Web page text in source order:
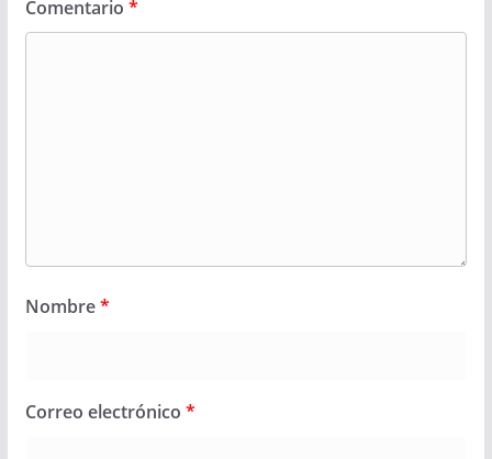
Comentario *
Nombre*
Correo electrónico *